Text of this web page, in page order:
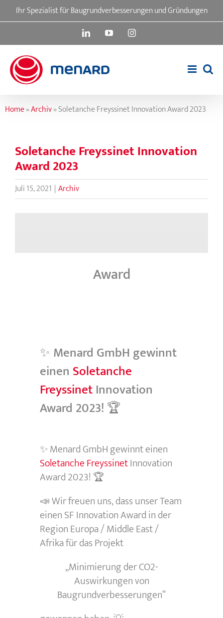
to
Ihr Spezialist für Baugrundverbesserungen und Gründungen
LinkedInYouTubeInstagram
Home»Archiv»Soletanche Freyssinet Innovation Award 2023
Soletanche Freyssinet Innovation
Award 2023
Juli 15, 2021 | Archiv
Award
✨ Menard GmbH gewinnt
einen Soletanche
FreyssinetInnovation
Award 2023! 🏆
✨ Menard GmbH gewinnt einen
Soletanche FreyssinetInnovation
Award 2023! 🏆
📣 Wir freuen uns, dass unser Team
einen SF Innovation Award in der
Region Europa / Middle East /
Afrika für das Projekt
„Minimierung der CO2-
Auswirkungen von
Baugrundverbesserungen“